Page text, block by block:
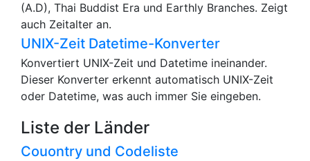
(A.D), Thai Buddist Era und Earthly Branches. Zeigt
auch Zeitalter an.
UNIX-Zeit Datetime-Konverter
Konvertiert UNIX-Zeit und Datetime ineinander.
Dieser Konverter erkennt automatisch UNIX-Zeit
oder Datetime, was auch immer Sie eingeben.
Liste der Länder
Couontry und Codeliste